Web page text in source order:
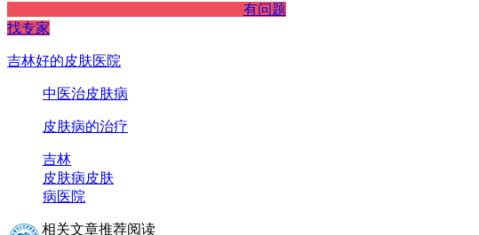
有问题
找专家
吉林好的皮肤医院
中医治皮肤病
皮肤病的治疗
吉林
皮肤病皮肤
病医院
相关文章推荐阅读